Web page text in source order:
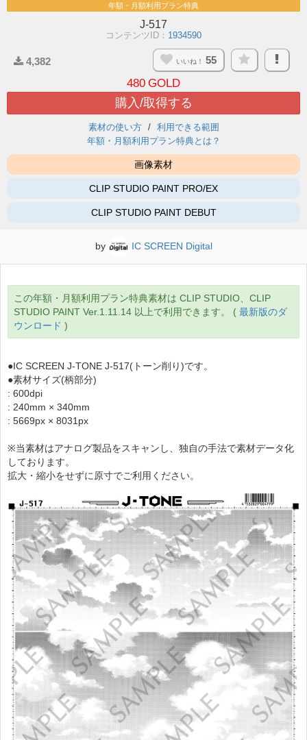
年額・月額利用プラン特典
J-517
コンテンツID： 1934590
4,382 いいね！ 55
480 GOLD
購入/取得する
素材の使い方
利用できる範囲
年額・月額利用プラン特典とは？
画像素材
CLIP STUDIO PAINT PRO/EX
CLIP STUDIO PAINT DEBUT
by IC SCREEN Digital
この年額・月額利用プラン特典素材は CLIP STUDIO、CLIP
STUDIO PAINT Ver.1.11.14 以上で利用できます。 ( 最新版のダ
ウンロード )
●IC SCREEN J-TONE J-517(トーン削り)です。
●素材サイズ(柄部分)
: 600dpi
: 240mm × 340mm
: 5669px × 8031px
※当素材はアナログ製品をスキャンし、独自の手法で素材データ化
しております。
拡大・縮小をせずに原寸でご利用ください。